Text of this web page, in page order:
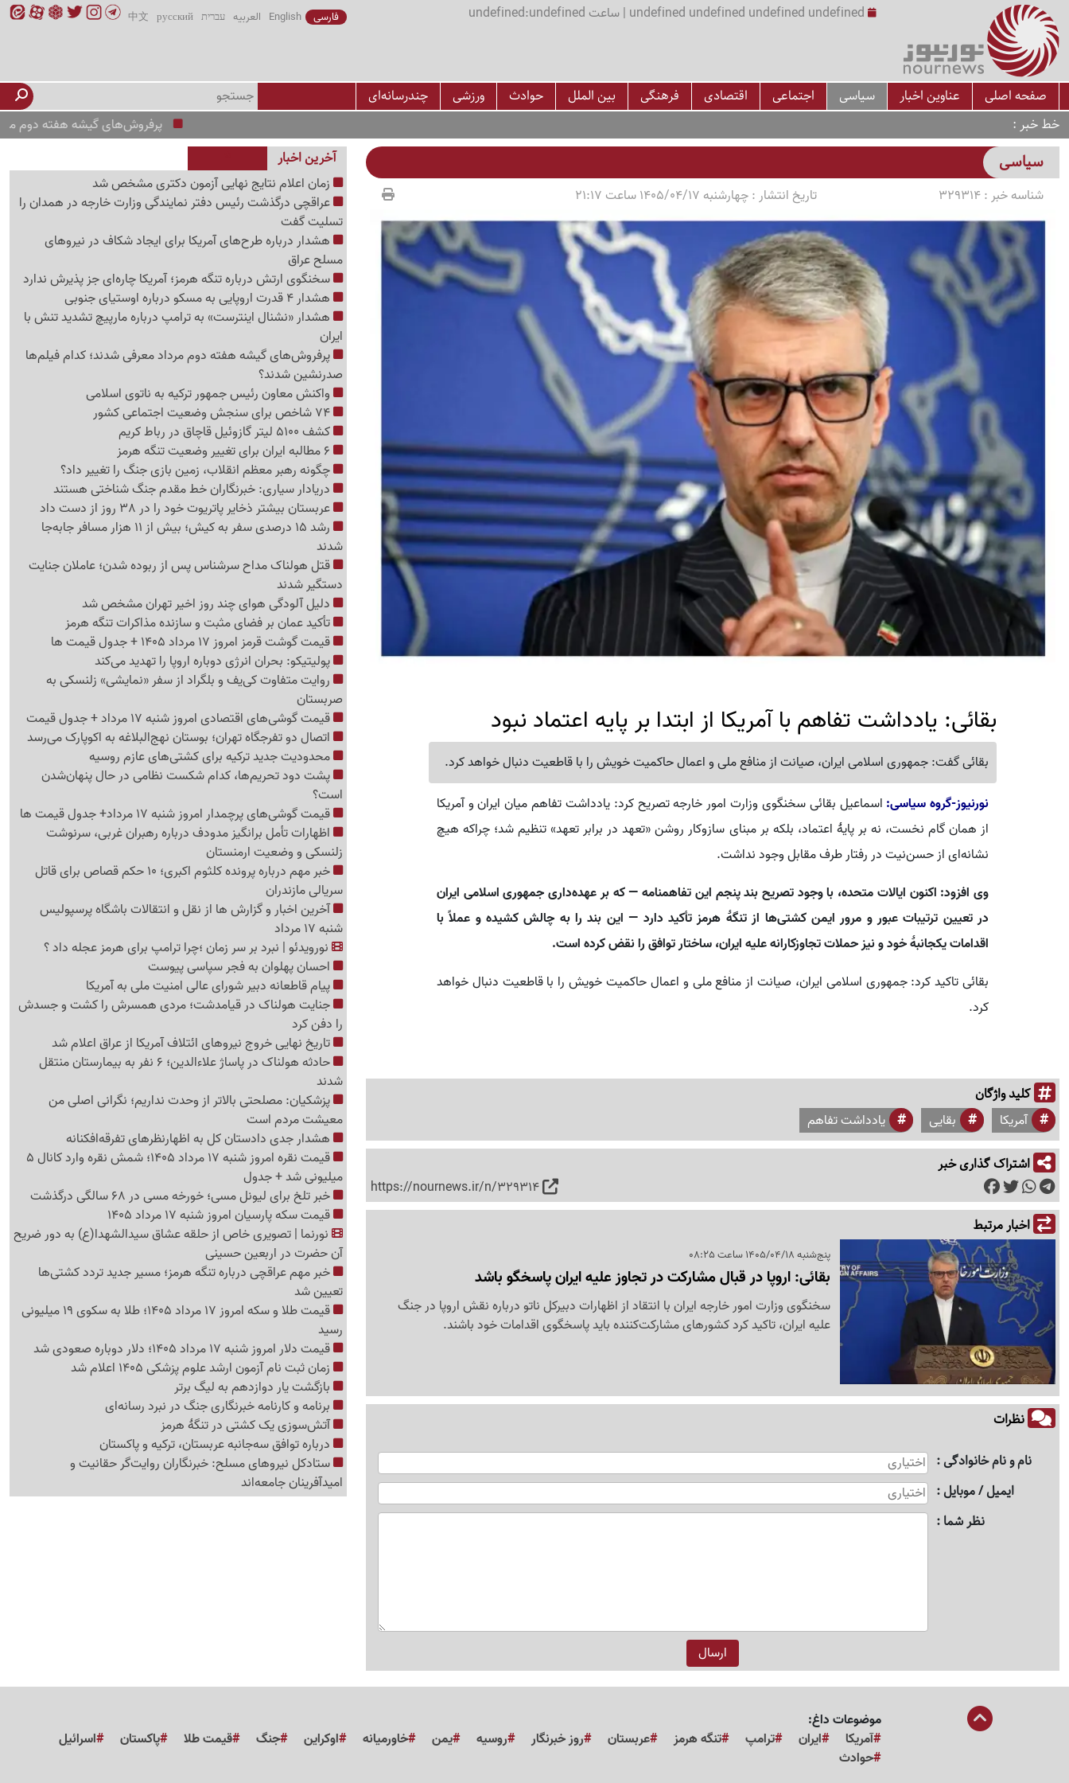
undefined undefined undefined undefined | ساعت undefined:undefined فارسی English العربیه עברית русский
中文
صفحه اصلی عناوین اخبار سیاسی اجتماعی اقتصادی فرهنگی بین الملل حوادث ورزشی
چندرسانه‌ای
خط خبر
پرفروش‌های گیشه هفته دوم مرداد
سیاسی
شناسه خبر :329314 تاریخ انتشار :چهارشنبه 1405/04/17 ساعت 21:17
بقائی: یادداشت تفاهم با آمریکا از ابتدا بر پایه اعتماد نبود
بقائی گفت: جمهوری اسلامی ایران، صیانت از منافع ملی و اعمال حاکمیت خویش را با قاطعیت دنبال خواهد کرد.
نورنیوز-گروه سیاسی: اسماعیل بقائی سخنگوی وزارت امور خارجه تصریح کرد: یادداشت تفاهم میان ایران و آمریکا
از همان گام نخست، نه بر پایهٔ اعتماد، بلکه بر مبنای سازوکار روشن «تعهد در برابر تعهد» تنظیم شد؛ چراکه هیچ
نشانه‌ای از حسن‌نیت در رفتار طرف مقابل وجود نداشت.
وی افزود: اکنون ایالات متحده، با وجود تصریح بند پنجم این تفاهمنامه — که بر عهده‌داری جمهوری اسلامی ایران
در تعیین ترتیبات عبور و مرور ایمن کشتی‌ها از تنگهٔ هرمز تأکید دارد — این بند را به چالش کشیده و عملاً با
اقدامات یکجانبهٔ خود و نیز حملات تجاوزکارانه علیه ایران، ساختار توافق را نقض کرده است.
بقائی تاکید کرد: جمهوری اسلامی ایران، صیانت از منافع ملی و اعمال حاکمیت خویش را با قاطعیت دنبال خواهد
کرد.
کلید واژگان
آمریکا بقایی یادداشت تفاهم
اشتراک گذاری خبر
https://nournews.ir/n/329314
اخبار مرتبط
پنج‌شنبه 1405/04/18 ساعت 08:25
بقائی: اروپا در قبال مشارکت در تجاوز علیه ایران پاسخگو باشد
سخنگوی وزارت امور خارجه ایران با انتقاد از اظهارات دبیرکل ناتو درباره نقش اروپا در جنگ
علیه ایران، تاکید کرد کشورهای مشارکت‌کننده باید پاسخگوی اقدامات خود باشند.
نظرات
نام و نام خانوادگی
ایمیل / موبایل
نظر شما
آخرین اخبار
زمان اعلام نتایج نهایی آزمون دکتری مشخص شد
عراقچی درگذشت رئیس دفتر نمایندگی وزارت خارجه در همدان را
تسلیت گفت
هشدار درباره طرح‌های آمریکا برای ایجاد شکاف در نیروهای
مسلح عراق
سخنگوی ارتش درباره تنگه هرمز؛ آمریکا چاره‌ای جز پذیرش ندارد
هشدار 4 قدرت اروپایی به مسکو درباره اوستیای جنوبی
هشدار «نشنال اینترست» به ترامپ درباره مارپیچ تشدید تنش با
ایران
پرفروش‌های گیشه هفته دوم مرداد معرفی شدند؛ کدام فیلم‌ها
صدرنشین شدند؟
واکنش معاون رئیس جمهور ترکیه به ناتوی اسلامی
کشف 5100 لیتر گازوئیل قاچاق در رباط کریم
چگونه رهبر معظم انقلاب، زمین بازی جنگ را تغییر داد؟
دریادار سیاری: خبرنگاران خط مقدم جنگ شناختی هستند
عربستان بیشتر ذخایر پاتریوت خود را در 38 روز از دست داد
رشد 15 درصدی سفر به کیش؛ بیش از 11 هزار مسافر جابه‌جا
شدند
قتل هولناک مداح سرشناس پس از ربوده شدن؛ عاملان جنایت
دستگیر شدند
دلیل آلودگی هوای چند روز اخیر تهران مشخص شد
تأکید عمان بر فضای مثبت و سازنده مذاکرات تنگه هرمز
قیمت گوشت قرمز امروز 17 مرداد 1405 + جدول قیمت ها
پولیتیکو: بحران انرژی دوباره اروپا را تهدید می‌کند
روایت متفاوت کی‌یف و بلگراد از سفر «نمایشی» زلنسکی به
صربستان
قیمت گوشی‌های اقتصادی امروز شنبه 17 مرداد + جدول قیمت
اتصال دو تفرجگاه تهران؛ بوستان نهج‌البلاغه به اکوپارک می‌رسد
محدودیت جدید ترکیه برای کشتی‌های عازم روسیه
پشت دود تحریم‌ها، کدام شکست نظامی در حال پنهان‌شدن
است؟
قیمت گوشی‌های پرچمدار امروز شنبه 17 مرداد+ جدول قیمت ها
اظهارات تأمل برانگیز مدودف درباره رهبران غربی، سرنوشت
زلنسکی و وضعیت ارمنستان
خبر مهم درباره پرونده کلثوم اکبری؛ 10 حکم قصاص برای قاتل
سریالی مازندران
آخرین اخبار و گزارش ها از نقل و انتقالات باشگاه پرسپولیس
شنبه 17 مرداد
نورویدئو | نبرد بر سر زمان ؛چرا ترامپ برای هرمز عجله داد ؟
احسان پهلوان به فجر سپاسی پیوست
پیام قاطعانه دبیر شورای عالی امنیت ملی به آمریکا
جنایت هولناک در قیامدشت؛ مردی همسرش را کشت و جسدش
را دفن کرد
تاریخ نهایی خروج نیروهای ائتلاف آمریکا از عراق اعلام شد
حادثه هولناک در پاساژ علاءالدین؛ 6 نفر به بیمارستان منتقل
شدند
پزشکیان: مصلحتی بالاتر از وحدت نداریم؛ نگرانی اصلی من
معیشت مردم است
هشدار جدی دادستان کل به اظهارنظرهای تفرقه‌افکنانه
قیمت نقره امروز شنبه 17 مرداد 1405؛ شمش نقره وارد کانال 5
میلیونی شد + جدول
خبر تلخ برای لیونل مسی؛ خورخه مسی در 68 سالگی درگذشت
قیمت سکه پارسیان امروز شنبه 17 مرداد 1405
نورنما | تصویری خاص از حلقه عشاق سیدالشهدا(ع) به دور ضریح
آن حضرت در اربعین حسینی
خبر مهم عراقچی درباره تنگه هرمز؛ مسیر جدید تردد کشتی‌ها
تعیین شد
قیمت طلا و سکه امروز 17 مرداد 1405؛ طلا به سکوی 19 میلیونی
رسید
قیمت دلار امروز شنبه 17 مرداد 1405؛ دلار دوباره صعودی شد
زمان ثبت نام آزمون ارشد علوم پزشکی 1405 اعلام شد
بازگشت یار دوازدهم به لیگ برتر
برنامه و کارنامه خبرنگاری جنگ در نبرد رسانه‌ای
آتش‌سوزی یک کشتی در تنگهٔ هرمز
درباره توافق سه‌جانبه عربستان، ترکیه و پاکستان
ستادکل نیروهای مسلح: خبرنگاران روایت‌گر حقانیت و
امیدآفرینان جامعه‌اند
موضوعات داغ:
آمریکا
ایران ترامپ تنگه هرمز عربستان روز خبرنگار روسیه یمن خاورمیانه اوکراین جنگ قیمت طلا پاکستان
اسرائیل
حوادث